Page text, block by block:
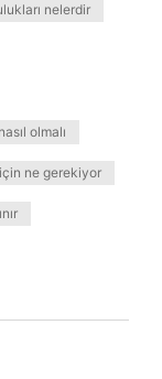
nelerdir
olmalı
ne gerekiyor